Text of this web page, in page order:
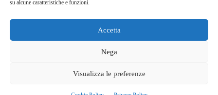
su alcune caratteristiche e funzioni.
Accetta
Nega
Visualizza le preferenze
Copyright La Via di Mezzo, All Rights Reserved.